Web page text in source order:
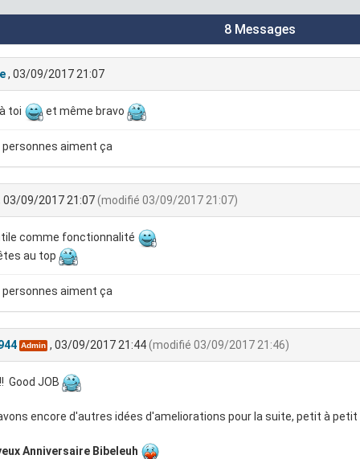
8 Messages
, 03/09/2017 21:07
toi et même bravo
aiment ça
03/09/2017 21:07 (modifié 03/09/2017 21:07)
comme fonctionnalité
au top
aiment ça
Admin, 03/09/2017 21:44 (modifié 03/09/2017 21:46)
Good JOB
encore d'autres idées d'ameliorations pour la suite, petit à
Anniversaire Bibeleuh